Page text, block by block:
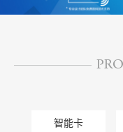
智能卡